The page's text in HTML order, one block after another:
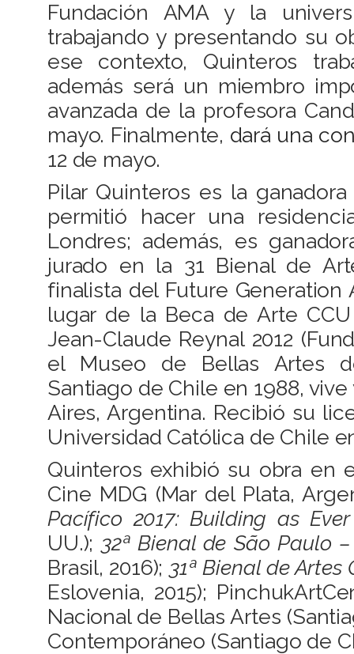
Fundación AMA y la
trabajando y presentando su
ese contexto, Quinteros
además será un miembro
avanzada de la profesora
mayo. Finalmente, dará una
12 de mayo.
Pilar Quinteros es la
permitió hacer una
Londres; además, es
jurado en la 31 Bienal de
finalista del Future Generation
lugar de la Beca de Arte
Jean-Claude Reynal 2012
el Museo de Bellas Artes
Santiago de Chile en 1988,
Aires, Argentina. Recibió su
Universidad Católica de Chile
Quinteros exhibió su obra en
Cine MDG (Mar del Plata,
Pacífico 2017: Building as Ever
UU.); 32ª Bienal de São Paulo
Brasil, 2016); 31ª Bienal de Artes
Eslovenia, 2015);
Nacional de Bellas Artes
Contemporáneo (Santiago de